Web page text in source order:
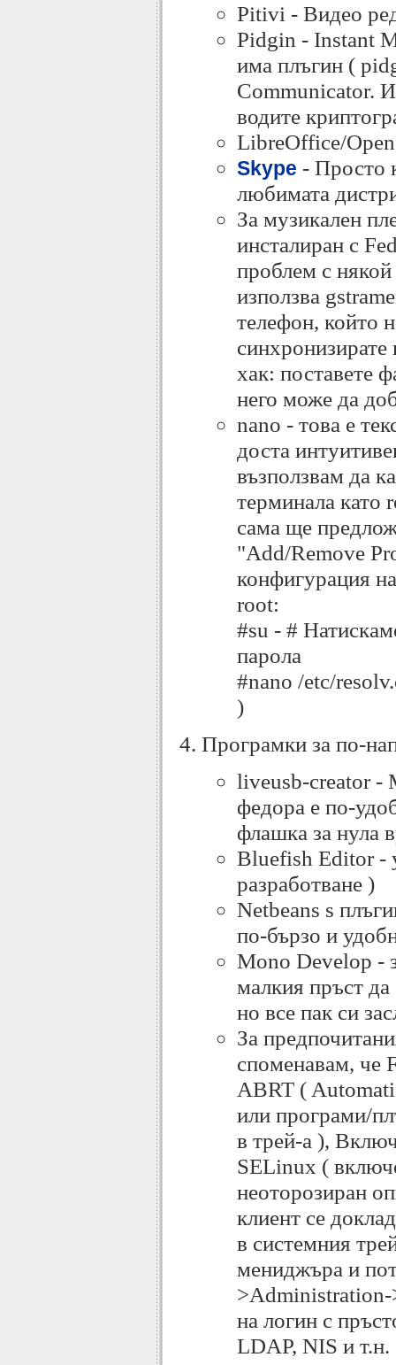
Pitivi - Видео
Pidgin - Instant
има плъгин (
Communicator.
водите
LibreOffice/
Skype - Просто
любимата
За музикален
инсталиран с
проблем с
използва
телефон, който
синхронизирате
хак: поставете
него може да
nano - това е
доста
възползвам да
терминала като
сама ще
"Add/Remove
конфигурация
root:
#su - #
парола
#nano /etc/
)
Програмки за по-
liveusb-creator -
федора е по-
флашка за нула
Bluefish Editor -
разработване )
Netbeans s
по-бързо и
Mono Develop -
малкия пръст
но все пак си
За
споменавам, че
ABRT (
или програми/
в трей-а ),
SELinux (
неоторозиран
клиент се
в системния
мениджъра и
>Administration-
на логин с
LDAP, NIS и т.н.